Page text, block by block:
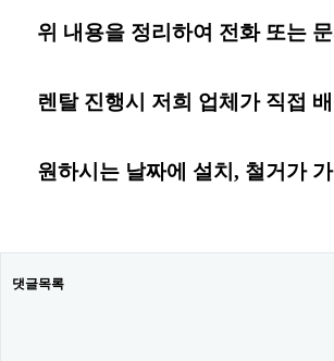
위 내용을 정리하여 전화 또는
렌탈 진행시 저희 업체가 직접
원하시는 날짜에 설치, 철거가
댓글목록